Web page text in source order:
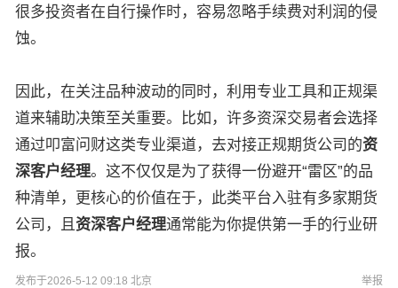
很多投资者在自行操作时，容易忽略手续费对利润的侵
蚀。
因此，在关注品种波动的同时，利用专业工具和正规渠
道来辅助决策至关重要。比如，许多资深交易者会选择
通过叩富问财这类专业渠道，去对接正规期货公司的资
深客户经理。这不仅仅是为了获得一份避开“雷区”的品
种清单，更核心的价值在于，此类平台入驻有多家期货
公司，且资深客户经理通常能为你提供第一手的行业研
报。
发布于2026-5-12 09:18 北京 举报